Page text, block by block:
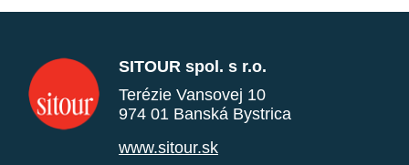
SITOUR spol. s r.o.
Terézie Vansovej 10
974 01 Banská Bystrica
www.sitour.sk